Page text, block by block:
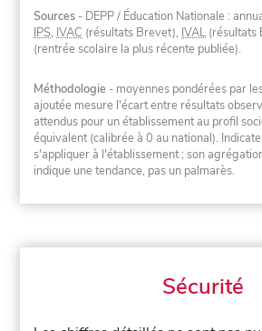
Sources - DEPP / Éducation Nationale :
IPS, IVAC (résultats Brevet), IVAL (résultats
(rentrée scolaire la plus récente publiée).
Méthodologie - moyennes pondérées par
ajoutée mesure l'écart entre résultats
attendus pour un établissement au profil
équivalent (calibrée à 0 au national).
s'appliquer à l'établissement ; son
indique une tendance, pas un palmarès.
Sécurité